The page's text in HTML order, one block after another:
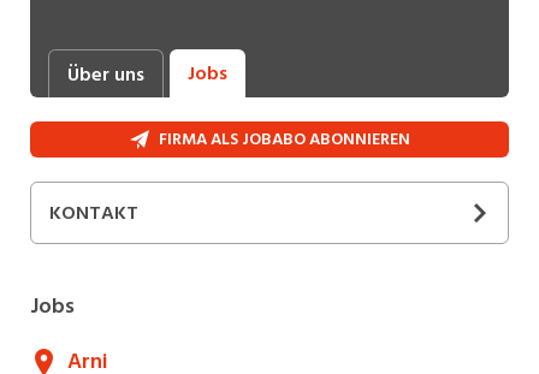
Über uns Jobs
FIRMA ALS JOBABO ABONNIEREN
KONTAKT
E-Mail
Jobs
Arni